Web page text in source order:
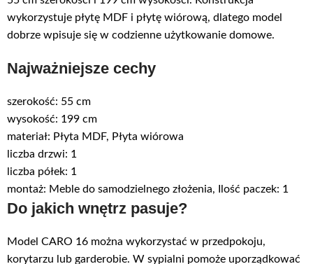
wykorzystuje płytę MDF i płytę wiórową, dlatego model
dobrze wpisuje się w codzienne użytkowanie domowe.
Najważniejsze cechy
szerokość: 55 cm
wysokość: 199 cm
materiał: Płyta MDF, Płyta wiórowa
liczba drzwi: 1
liczba półek: 1
montaż: Meble do samodzielnego złożenia, Ilość paczek: 1
Do jakich wnętrz pasuje?
Model CARO 16 można wykorzystać w przedpokoju,
korytarzu lub garderobie. W sypialni pomoże uporządkować